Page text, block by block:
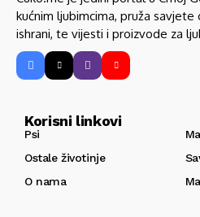
kućnim ljubimcima, pruža savjete
ishrani, te vijesti i proizvode za
Korisni linkovi
Psi
Ostale životinje
O nama